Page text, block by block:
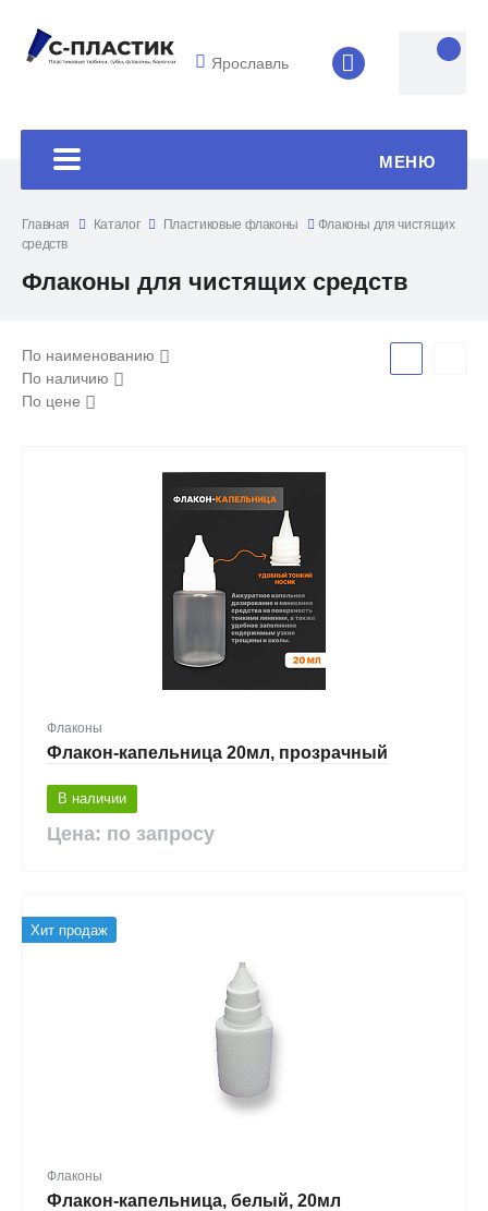
Ярославль 8 (4852) 33-
МЕНЮ
Главная Каталог Пластиковые флаконы
Флаконы для чистящих
средств
Флаконы для чистящих средств
По наименованию
По наличию
По цене
Флаконы
Флакон-капельница 20мл, прозрачный
В наличии
Цена: по запросу
Хит продаж
Флаконы
Флакон-капельница, белый, 20мл